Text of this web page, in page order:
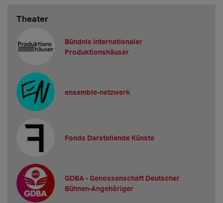
Theater
Bündnis internationaler
Produktionshäuser
ensemble-netzwerk
Fonds Darstellende Künste
GDBA - Genossenschaft Deutscher
Bühnen-Angehöriger